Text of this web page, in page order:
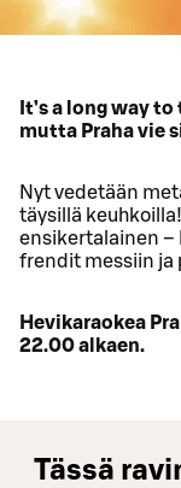
It’s a long way
mutta Praha vie
Nyt vedetään
täysillä
ensikertalainen –
frendit messiin ja
Hevikaraokea
22.00 alkaen.
Tässä